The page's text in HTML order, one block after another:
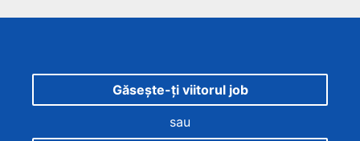
Găsește-ți viitorul job
sau